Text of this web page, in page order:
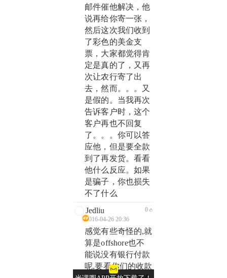
邮件催他解决，他
说再给你寄一张，
然后这次我们收到
了彩色的美金支
票，大家都觉得肯
定是真的了，又再
次让农行寄了出
去，然而。。。又
是假的。当我再次
告诉客户时，这个
客户再也不回复
了。。。你可以答
应他，但是要全款
到了再发货。看看
他什么反应。如果
是骗子，你也损失
不了什么
Jedliu
2016-04-26 20:36
0
感觉有些奇怪的,就
算是offshore也不
能说没有银行付款
呢,要看你们的收款